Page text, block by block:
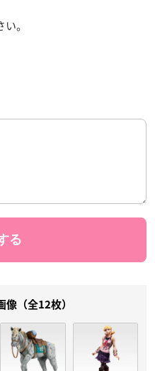
。
像（全12枚）